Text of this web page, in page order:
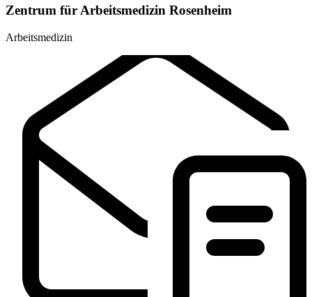
Zentrum für Arbeitsmedizin Rosenheim
Arbeitsmedizin